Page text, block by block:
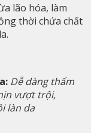
lão hóa, làm
thời chứa chất
Dễ dàng thẩm
vượt trội,
làn da